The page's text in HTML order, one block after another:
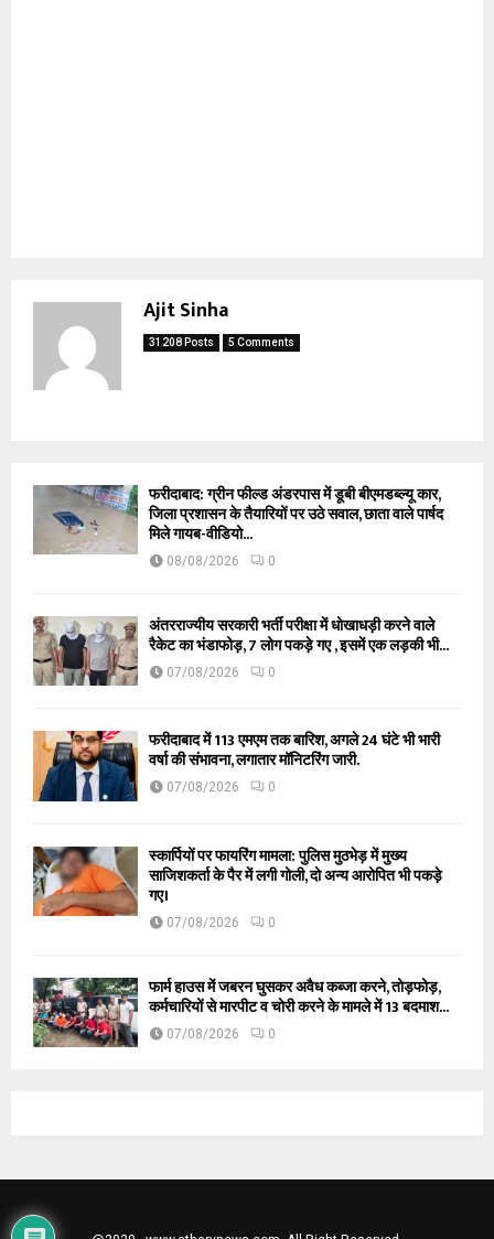
Ajit Sinha
31208 Posts 5 Comments
फरीदाबाद: ग्रीन फील्ड अंडरपास में डूबी बीएमडब्ल्यू कार,
जिला प्रशासन के तैयारियों पर उठे सवाल, छाता वाले पार्षद
मिले गायब-वीडियो...
08/08/2026 0
अंतरराज्यीय सरकारी भर्ती परीक्षा में धोखाधड़ी करने वाले
रैकेट का भंडाफोड़, 7 लोग पकड़े गए , इसमें एक लड़की भी...
07/08/2026 0
फरीदाबाद में 113 एमएम तक बारिश, अगले 24 घंटे भी भारी
वर्षा की संभावना, लगातार मॉनिटरिंग जारी.
07/08/2026 0
स्कार्पियों पर फायरिंग मामला: पुलिस मुठभेड़ में मुख्य
साजिशकर्ता के पैर में लगी गोली, दो अन्य आरोपित भी पकड़े
गए।
07/08/2026 0
फार्म हाउस में जबरन घुसकर अवैध कब्जा करने, तोड़फोड़,
कर्मचारियों से मारपीट व चोरी करने के मामले में 13 बदमाश...
07/08/2026 0